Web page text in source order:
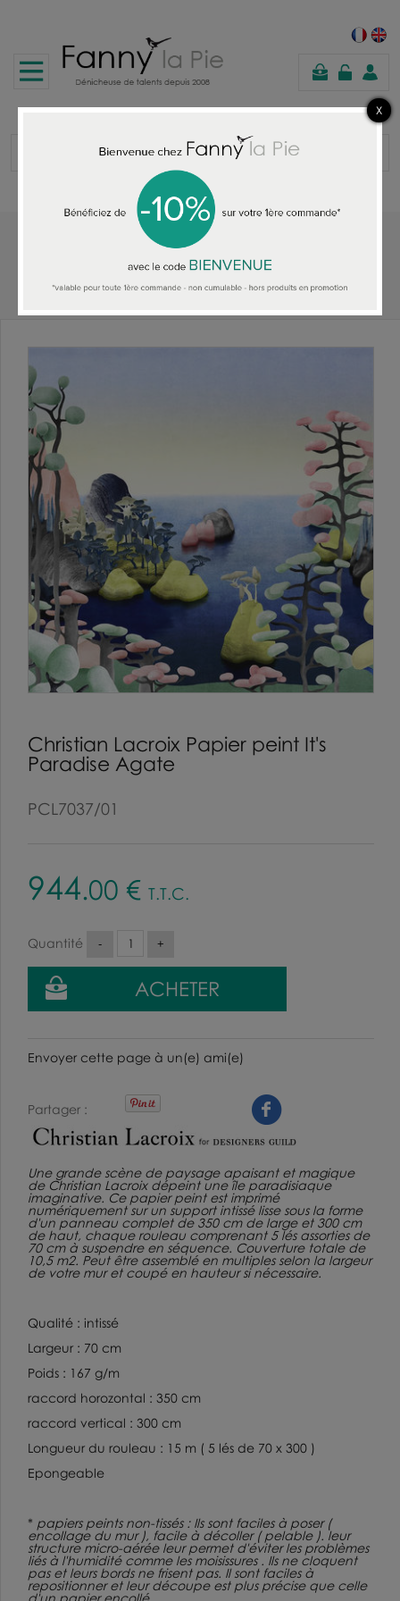
panier
ACCESSOIRES MAISON
Christian Lacroix Papier peint It's Paradise Agate
Christian Lacroix Papier peint It's
Paradise Agate
PCL7037/01
944.00 € T.T.C.
Quantité
Envoyer cette page à un(e) ami(e)
Partager
Une grande scène de paysage apaisant et magique
de Christian Lacroix dépeint une île paradisiaque
imaginative. Ce papier peint est imprimé
numériquement sur un support intissé lisse sous la forme
d'un panneau complet de 350 cm de large et 300 cm
de haut, chaque rouleau comprenant 5 lés assorties de
70 cm à suspendre en séquence. Couverture totale de
10,5 m2. Peut être assemblé en multiples selon la largeur
de votre mur et coupé en hauteur si nécessaire.
Qualité : intissé
Largeur : 70 cm
Poids : 167 g/m
raccord horozontal : 350 cm
raccord vertical : 300 cm
Longueur du rouleau : 15 m ( 5 lés de 70 x 300 )
Epongeable
* papiers peints non-tissés : Ils sont faciles à poser (
encollage du mur ), facile à décoller ( pelable ). leur
structure micro-aérée leur permet d'éviter les problèmes
liés à l'humidité comme les moisissures . Ils ne cloquent
pas et leurs bords ne frisent pas. Il sont faciles à
repositionner et leur découpe est plus précise que celle
d'un papier encollé.